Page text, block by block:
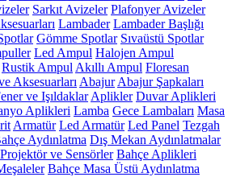
Sarkıt Avizeler Plafonyer Avizeler
Lambader Lambader Başlığı
Gömme Spotlar Sıvaüstü Spotlar
Led Ampul Halojen Ampul
Rustik Ampul Akıllı Ampul Floresan
Aksesuarları Abajur Abajur Şapkaları
ve Işıldaklar Aplikler Duvar Aplikleri
Aplikleri Lamba Gece Lambaları Masa
Armatür Led Armatür Led Panel Tezgah
Aydınlatma Dış Mekan Aydınlatmalar
Projektör ve Sensörler Bahçe Aplikleri
Bahçe Masa Üstü Aydınlatma